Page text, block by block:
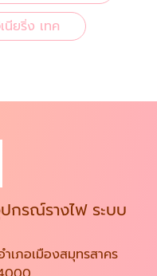
นียริ่ง เทค
กรณ์รางไฟ ระบบ
เภอเมืองสมุทรสาคร